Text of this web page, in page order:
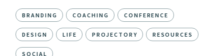
BRANDING COACHING CONFERENCE
DESIGN LIFE PROJECTORY RESOURCES
SOCIAL